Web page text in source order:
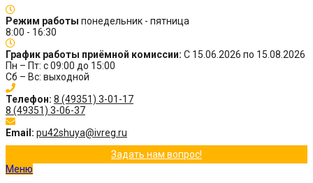
Режим работы понедельник - пятница
8:00 - 16:30
График работы приёмной комиссии: С 15.06.2026 по 15.08.2026
Пн – Пт: с 09:00 до 15:00
Сб – Вс: выходной
Телефон: 8 (49351) 3-01-17
8 (49351) 3-06-37
Email: pu42shuya@ivreg.ru
Задать нам вопрос!
Меню